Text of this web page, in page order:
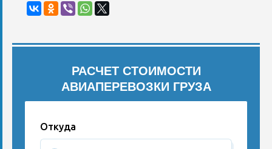
РАСЧЕТ СТОИМОСТИ
АВИАПЕРЕВОЗКИ ГРУЗА
Откуда